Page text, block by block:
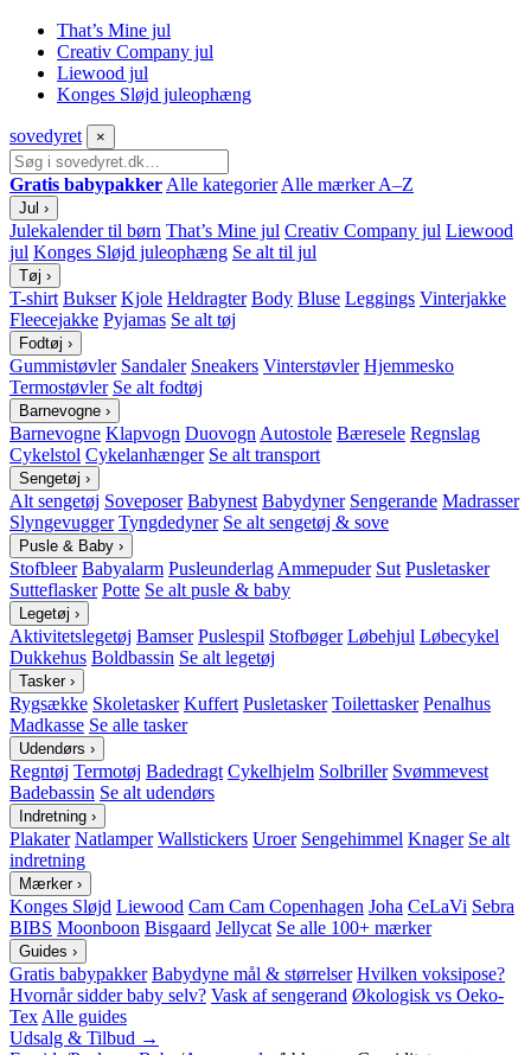
That’s Mine jul
Creativ Company jul
Liewood jul
Konges Sløjd juleophæng
sovedyret ×
Gratis babypakker Alle kategorier Alle mærker A–Z
Jul ›
Julekalender til børn That’s Mine jul Creativ Company jul Liewood
jul Konges Sløjd juleophæng Se alt til jul
Tøj ›
T-shirt Bukser Kjole Heldragter Body Bluse Leggings Vinterjakke
Fleecejakke Pyjamas Se alt tøj
Fodtøj ›
Gummistøvler Sandaler Sneakers Vinterstøvler Hjemmesko
Termostøvler Se alt fodtøj
Barnevogne ›
Barnevogne Klapvogn Duovogn Autostole Bæresele Regnslag
Cykelstol Cykelanhænger Se alt transport
Sengetøj ›
Alt sengetøj Soveposer Babynest Babydyner Sengerande Madrasser
Slyngevugger Tyngdedyner Se alt sengetøj & sove
Pusle & Baby ›
Stofbleer Babyalarm Pusleunderlag Ammepuder Sut Pusletasker
Sutteflasker Potte Se alt pusle & baby
Legetøj ›
Aktivitetslegetøj Bamser Puslespil Stofbøger Løbehjul Løbecykel
Dukkehus Boldbassin Se alt legetøj
Tasker ›
Rygsække Skoletasker Kuffert Pusletasker Toilettasker Penalhus
Madkasse Se alle tasker
Udendørs ›
Regntøj Termotøj Badedragt Cykelhjelm Solbriller Svømmevest
Badebassin Se alt udendørs
Indretning ›
Plakater Natlamper Wallstickers Uroer Sengehimmel Knager Se alt
indretning
Mærker ›
Konges Sløjd Liewood Cam Cam Copenhagen Joha CeLaVi Sebra
BIBS Moonboon Bisgaard Jellycat Se alle 100+ mærker
Guides ›
Gratis babypakker Babydyne mål & størrelser Hvilken voksipose?
Hvornår sidder baby selv? Vask af sengerand Økologisk vs Oeko-
Tex Alle guides
Udsalg & Tilbud →